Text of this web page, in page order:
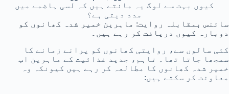
کیوں بہت سے لوگ یہ مانتے ہیں کہ لسی ہاضمے میں
مدد دیتی ہے؟
سائنس بمقابلہ روایت: ماہرین خمیر شدہ کھانوں کو
دوبارہ کیوں دریافت کر رہے ہیں۔
کئی سالوں سے، روایتی کھانوں کو پرانے زمانے کا
سمجھا جاتا تھا۔ تاہم، جدید غذائیت کے ماہرین اب
خمیر شدہ کھانوں کا مطالعہ کر رہے ہیں کیونکہ وہ
معاونت کر سکتے ہیں: